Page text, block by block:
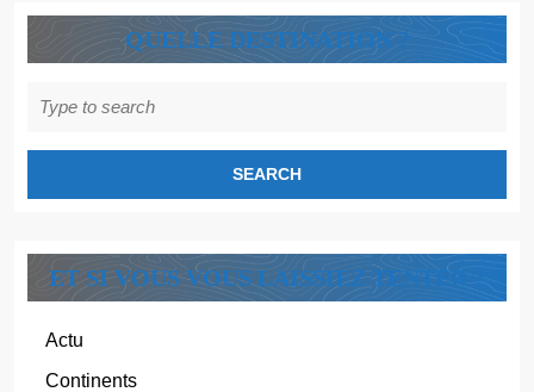
QUELLE DESTINATION ?
for:
ET SI VOUS VOUS LAISSIEZ TENTER ?
Actu
Continents